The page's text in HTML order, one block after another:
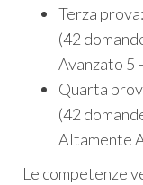
Terza
(42
Avanzato 5
Quarta
(42
Altamente
Le competenze